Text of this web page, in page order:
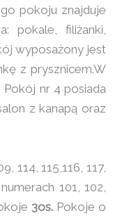
pokoju znajduje
pokale, filiżanki,
wyposażony jest
z prysznicem.W
nr 4 posiada
z kanapą oraz
114, 115,116, 117,
101, 102,
3os. Pokoje o